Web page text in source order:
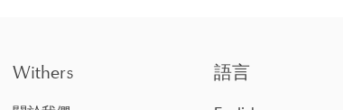
Withers 語言